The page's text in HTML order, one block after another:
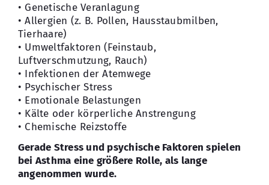
• Genetische Veranlagung
• Allergien (z. B. Pollen, Hausstaubmilben,
Tierhaare)
• Umweltfaktoren (Feinstaub,
Luftverschmutzung, Rauch)
• Infektionen der Atemwege
• Psychischer Stress
• Emotionale Belastungen
• Kälte oder körperliche Anstrengung
• Chemische Reizstoffe
Gerade Stress und psychische Faktoren spielen
bei Asthma eine größere Rolle, als lange
angenommen wurde.